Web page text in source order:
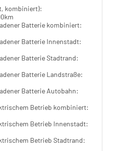
kombiniert):
Batterie kombiniert:
Batterie Innenstadt:
Batterie Stadtrand:
Batterie Landstraße:
Batterie Autobahn:
Betrieb kombiniert:
Betrieb Innenstadt:
Betrieb Stadtrand: